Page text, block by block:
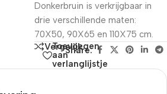
Donkerbruin is verkrijgbaar in
drie verschillende maten:
70X50, 90X65 en 110X75 cm.
Vergelijk
Toevoegen
aan
verlanglijstje
Share: